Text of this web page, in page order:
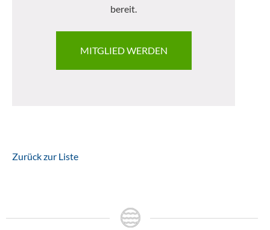
bereit.
MITGLIED WERDEN
Zurück zur Liste